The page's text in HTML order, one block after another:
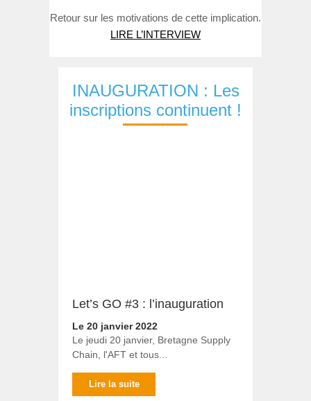
Retour sur les motivations de cette implication.
LIRE L’INTERVIEW
INAUGURATION : Les
inscriptions continuent !
Let’s GO #3 : l’inauguration
Le 20 janvier 2022
Le jeudi 20 janvier, Bretagne Supply
Chain, l'AFT et tous...
Lire la suite